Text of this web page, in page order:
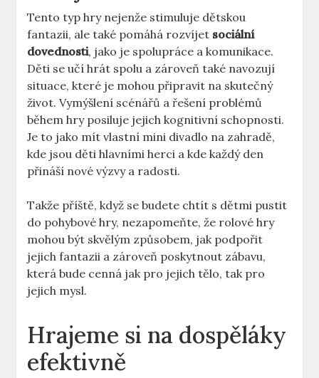
Tento typ hry nejenže stimuluje dětskou
fantazii, ale také pomáhá rozvíjet sociální
dovednosti, jako je spolupráce a komunikace.
Děti se učí hrát spolu a zároveň také navozují
situace, které je mohou připravit na skutečný
život. Vymýšlení scénářů a řešení problémů
během hry posiluje jejich kognitivní schopnosti.
Je to jako mít vlastní mini divadlo na zahradě,
kde jsou děti hlavními herci a kde každý den
přináší nové výzvy a radosti.
Takže příště, když se budete chtít s dětmi pustit
do pohybové hry, nezapomeňte, že rolové hry
mohou být skvělým způsobem, jak podpořit
jejich fantazii a zároveň poskytnout zábavu,
která bude cenná jak pro jejich tělo, tak pro
jejich mysl.
Hrajeme si na dospěláky
efektivně